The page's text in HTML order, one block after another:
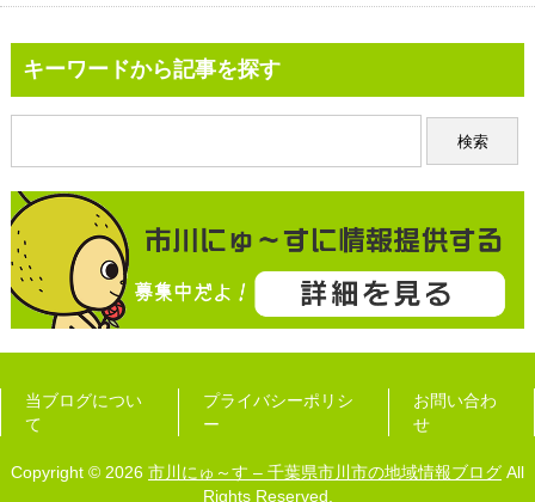
キーワードから記事を探す
当ブログについ
て
プライバシーポリシ
ー
お問い合わ
せ
Copyright © 2026 市川にゅ～す – 千葉県市川市の地域情報ブログ All
Rights Reserved.